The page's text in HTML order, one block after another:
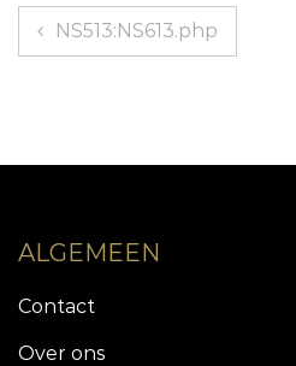
Berichtnavigatie
NS513:NS613.php
ALGEMEEN
Contact
Over ons